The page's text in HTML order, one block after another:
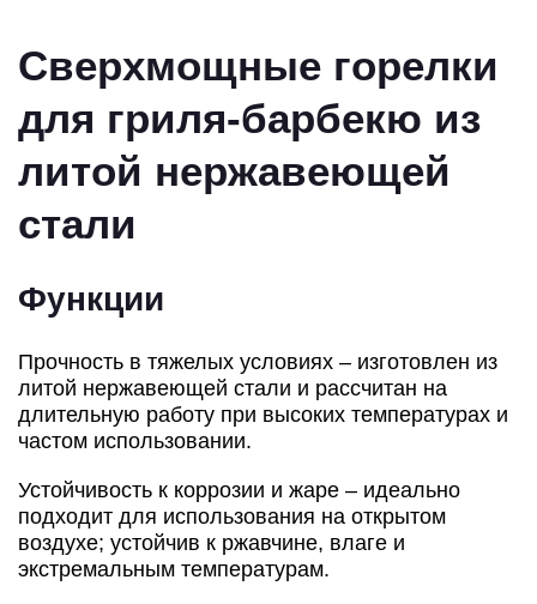
Сверхмощные горелки
для гриля-барбекю из
литой нержавеющей
стали
Функции
Прочность в тяжелых условиях – изготовлен из
литой нержавеющей стали и рассчитан на
длительную работу при высоких температурах и
частом использовании.
Устойчивость к коррозии и жаре – идеально
подходит для использования на открытом
воздухе; устойчив к ржавчине, влаге и
экстремальным температурам.